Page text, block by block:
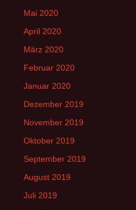
Mai 2020
April 2020
März 2020
Februar 2020
Januar 2020
Dezember 2019
November 2019
Oktober 2019
September 2019
August 2019
Juli 2019